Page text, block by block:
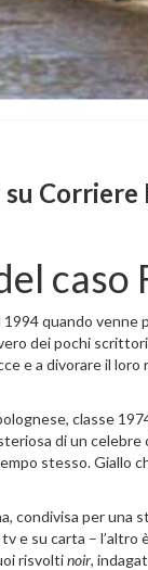
Corriere
caso
quando venne
dei pochi
e a divorare il loro
classe
di un celebre
stesso. Giallo
condivisa per una
e su carta – l’altro
risvoltinoir,